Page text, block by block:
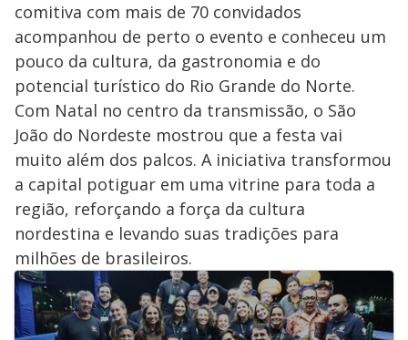
comitiva com mais de 70 convidados
acompanhou de perto o evento e conheceu um
pouco da cultura, da gastronomia e do
potencial turístico do Rio Grande do Norte.
Com Natal no centro da transmissão, o São
João do Nordeste mostrou que a festa vai
muito além dos palcos. A iniciativa transformou
a capital potiguar em uma vitrine para toda a
região, reforçando a força da cultura
nordestina e levando suas tradições para
milhões de brasileiros.